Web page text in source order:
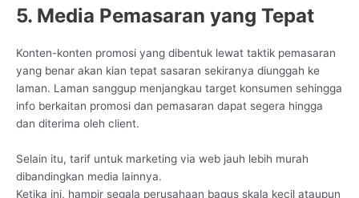
5. Media Pemasaran yang Tepat
Konten-konten promosi yang dibentuk lewat taktik pemasaran
yang benar akan kian tepat sasaran sekiranya diunggah ke
laman. Laman sanggup menjangkau target konsumen sehingga
info berkaitan promosi dan pemasaran dapat segera hingga
dan diterima oleh client.
Selain itu, tarif untuk marketing via web jauh lebih murah
dibandingkan media lainnya.
Ketika ini, hampir segala perusahaan bagus skala kecil ataupun